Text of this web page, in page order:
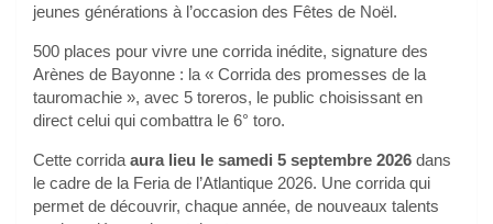
jeunes générations à l’occasion des Fêtes de Noël.
500 places pour vivre une corrida inédite, signature des
Arènes de Bayonne : la « Corrida des promesses de la
tauromachie », avec 5 toreros, le public choisissant en
direct celui qui combattra le 6° toro.
Cette corrida aura lieu le samedi 5 septembre 2026 dans
le cadre de la Feria de l’Atlantique 2026. Une corrida qui
permet de découvrir, chaque année, de nouveaux talents